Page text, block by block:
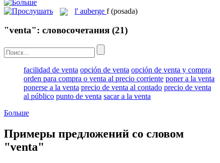
l' auberge f (posada)
"venta": словосочетания (21)
facilidad de venta opción de venta opción de venta y compra
orden para compra o venta al precio corriente poner a la venta
ponerse a la venta precio de venta al contado precio de venta
al público punto de venta sacar a la venta
Больше
Примеры предложений со словом
"venta"